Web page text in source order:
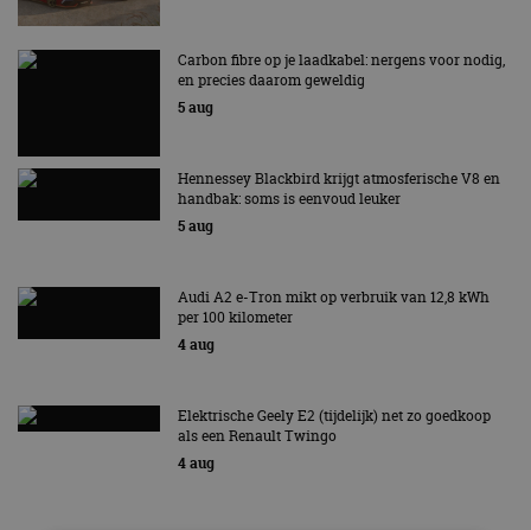
Carbon fibre op je laadkabel: nergens voor nodig,
en precies daarom geweldig
5 aug
Hennessey Blackbird krijgt atmosferische V8 en
handbak: soms is eenvoud leuker
5 aug
Audi A2 e-Tron mikt op verbruik van 12,8 kWh
per 100 kilometer
4 aug
Elektrische Geely E2 (tijdelijk) net zo goedkoop
als een Renault Twingo
4 aug